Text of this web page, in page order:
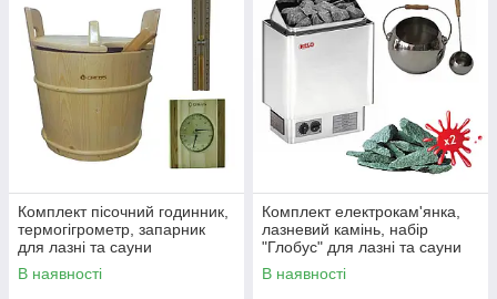
Комплект пісочний годинник,
термогігрометр, запарник
для лазні та сауни
В наявності
Комплект електрокам'янка,
лазневий камінь, набір
"Глобус" для лазні та сауни
В наявності